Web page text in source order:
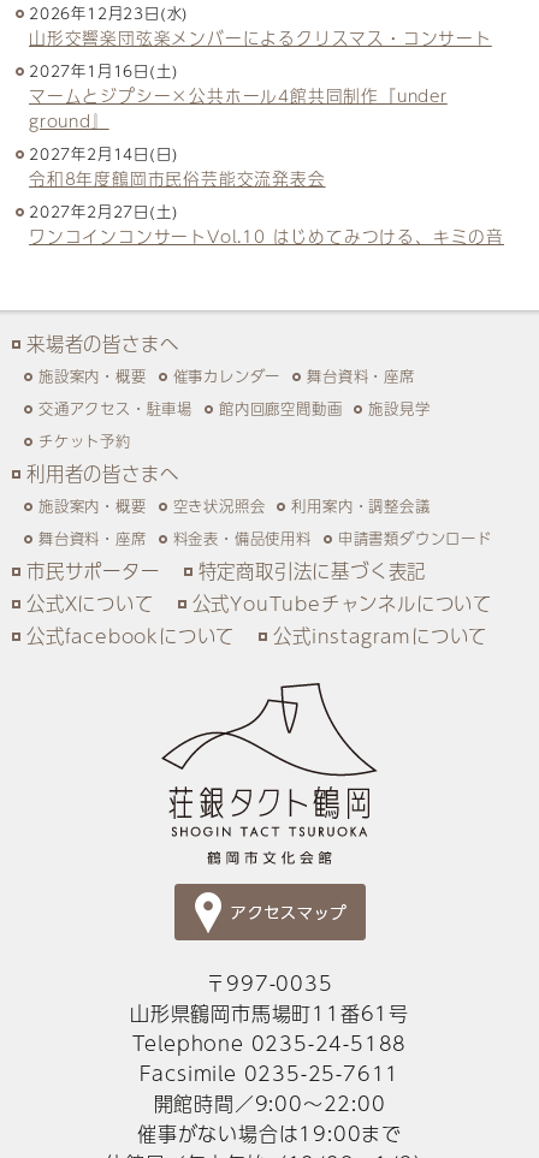
2026年12月23日(水)
山形交響楽団弦楽メンバーによるクリスマス・コンサート
2027年1月16日(土)
マームとジプシー×公共ホール4館共同制作『under
ground』
2027年2月14日(日)
令和8年度鶴岡市民俗芸能交流発表会
2027年2月27日(土)
ワンコインコンサートVol.10 はじめてみつける、キミの音
来場者の皆さまへ
施設案内・概要 催事カレンダー
舞台資料・座席
交通アクセス・駐車場
館内回廊空間動画
施設見学
チケット予約
利用者の皆さまへ
施設案内・概要 空き状況照会
利用案内・調整会議
舞台資料・座席
料金表・備品使用料 申請書類ダウンロード
市民サポーター
特定商取引法に基づく表記
公式Xについて
公式YouTubeチャンネルについて
公式facebookについて
公式instagramについて
〒997-0035
山形県鶴岡市馬場町11番61号
Telephone 0235-24-5188
Facsimile 0235-25-7611
開館時間／9:00～22:00
催事がない場合は19:00まで